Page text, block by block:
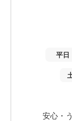
平日
安心・